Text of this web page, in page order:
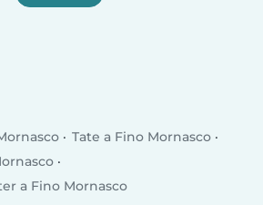
Tate a Fino Mornasco
a Fino Mornasco